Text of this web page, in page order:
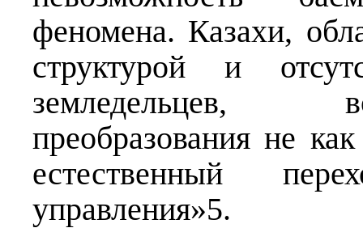
феномена. Казахи,
структурой и
земледельцев,
преобразования не
естественный
управления»5.